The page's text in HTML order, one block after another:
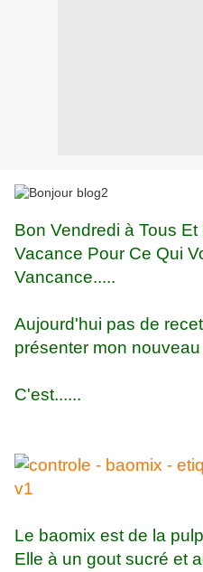
Bon Vendredi à Tous
Vacance Pour Ce Qui
Vancance.....
Aujourd'hui pas de
présenter mon
C'est......
Le baomix est de la
Elle à un gout sucré et